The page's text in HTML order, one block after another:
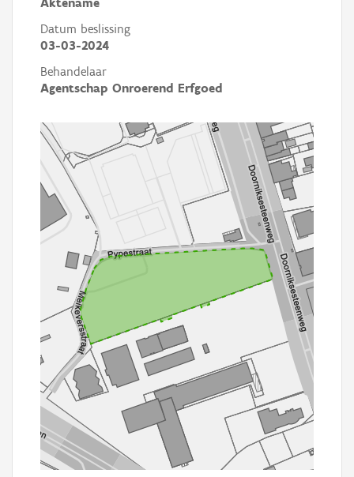
Datum beslissing
03-03-2024
Behandelaar
Agentschap Onroerend Erfgoed